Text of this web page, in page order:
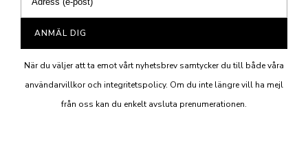
ANMÄL DIG
När du väljer att ta emot vårt nyhetsbrev samtycker du till både våra
användarvillkor och integritetspolicy. Om du inte längre vill ha mejl
från oss kan du enkelt avsluta prenumerationen.